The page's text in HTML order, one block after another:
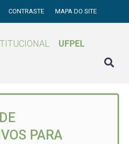
CONTRASTE MAPA DO SITE
UFPEL
PARA